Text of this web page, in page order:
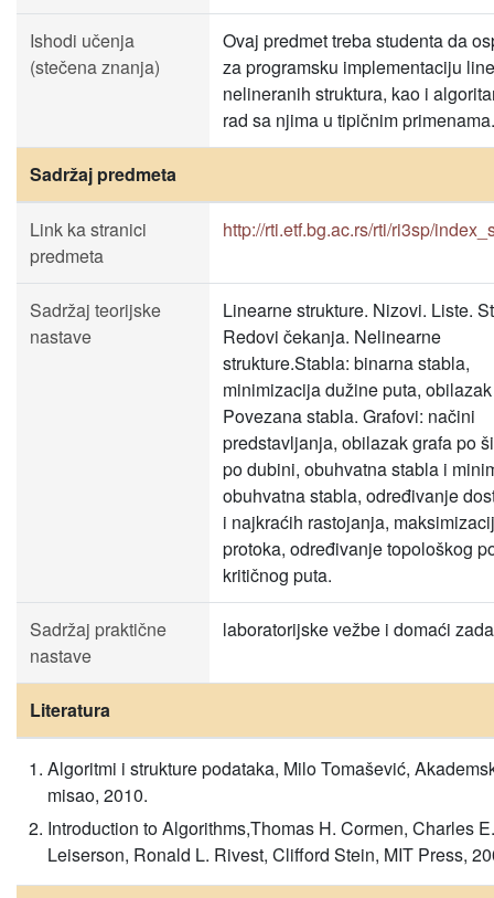
Ishodi učenja
(stečena znanja)
Ovaj predmet treba studenta da
za programsku implementaciju
nelineranih struktura, kao i
rad sa njima u tipičnim primenama.
Sadržaj predmeta
Link ka stranici
predmeta
http://rti.etf.bg.ac.rs/rti/ri3sp/
Sadržaj teorijske
nastave
Linearne strukture. Nizovi. Liste.
Redovi čekanja. Nelinearne
strukture.Stabla: binarna stabla,
minimizacija dužine puta,
Povezana stabla. Grafovi: načini
predstavljanja, obilazak grafa po
po dubini, obuhvatna stabla i
obuhvatna stabla, određivanje
i najkraćih rastojanja,
protoka, određivanje topološkog
kritičnog puta.
Sadržaj praktične
nastave
laboratorijske vežbe i domaći
Literatura
Algoritmi i strukture podataka, Milo Tomašević,
misao, 2010.
Introduction to Algorithms,Thomas H. Cormen, Charles E.
Leiserson, Ronald L. Rivest, Clifford Stein, MIT Press,